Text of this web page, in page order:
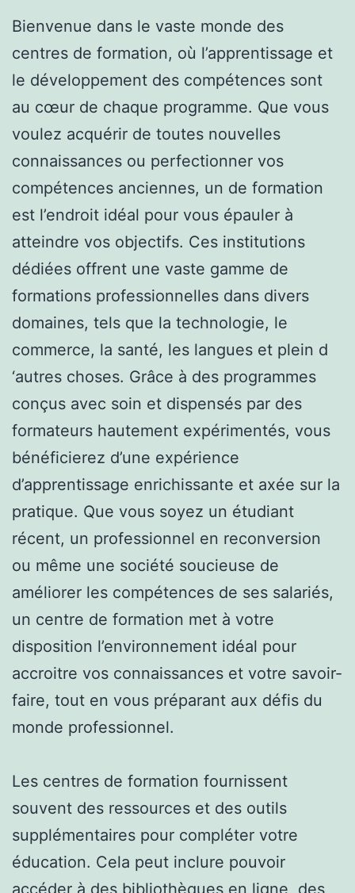
Bienvenue dans le vaste monde des
centres de formation, où l’apprentissage et
le développement des compétences sont
au cœur de chaque programme. Que vous
voulez acquérir de toutes nouvelles
connaissances ou perfectionner vos
compétences anciennes, un de formation
est l’endroit idéal pour vous épauler à
atteindre vos objectifs. Ces institutions
dédiées offrent une vaste gamme de
formations professionnelles dans divers
domaines, tels que la technologie, le
commerce, la santé, les langues et plein d
‘autres choses. Grâce à des programmes
conçus avec soin et dispensés par des
formateurs hautement expérimentés, vous
bénéficierez d’une expérience
d’apprentissage enrichissante et axée sur la
pratique. Que vous soyez un étudiant
récent, un professionnel en reconversion
ou même une société soucieuse de
améliorer les compétences de ses salariés,
un centre de formation met à votre
disposition l’environnement idéal pour
accroitre vos connaissances et votre savoir-
faire, tout en vous préparant aux défis du
monde professionnel.
Les centres de formation fournissent
souvent des ressources et des outils
supplémentaires pour compléter votre
éducation. Cela peut inclure pouvoir
accéder à des bibliothèques en ligne, des